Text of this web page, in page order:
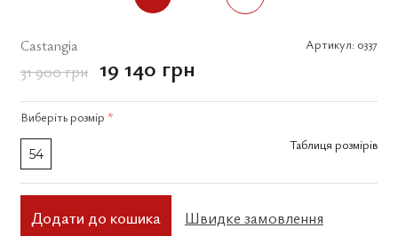
Castangia Артикул: 0337
31 900 грн 19 140 грн
Виберіть розмір *
54
Таблиця розмірів
Додати до кошика Швидке замовлення